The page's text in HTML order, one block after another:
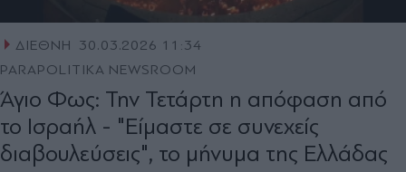
ΔΙΕΘΝΗ
30.03.2026 11:34
PARAPOLITIKA NEWSROOM
Άγιο Φως: Την Τετάρτη η απόφαση από
το Ισραήλ - "Είμαστε σε συνεχείς
διαβουλεύσεις", το μήνυμα της Ελλάδας